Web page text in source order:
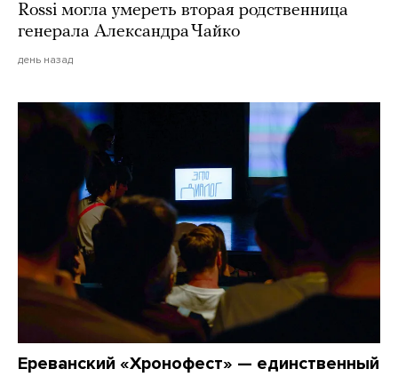
Rossi могла умереть вторая родственница
генерала Александра Чайко
день назад
Ереванский «Хронофест» — единственный